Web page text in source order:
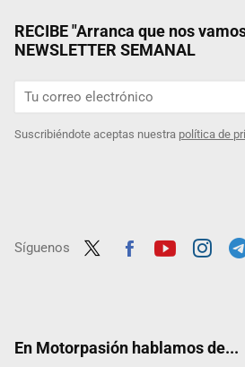
RECIBE "Arranca que nos
NEWSLETTER SEMANAL
Suscribiéndote aceptas nuestra política de
Síguenos
En Motorpasión hablamos de...